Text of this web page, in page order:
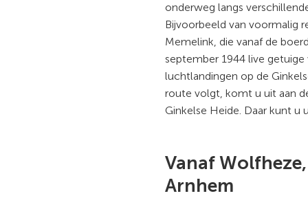
onderweg langs
Bijvoorbeeld van voormalig
Memelink, die vanaf de
september 1944 live getuige
luchtlandingen op de
route volgt, komt u uit aan
Ginkelse Heide. Daar kunt u
Vanaf
Arnhem